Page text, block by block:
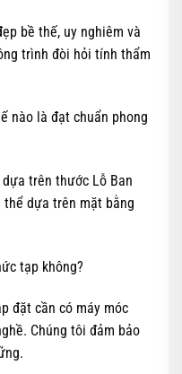
bề thế, uy nghiêm và
trình đòi hỏi tính thẩm
nào là đạt chuẩn phong
trên thước Lỗ Ban
thể dựa trên mặt bằng
tạp không?
đặt cần có máy móc
Chúng tôi đảm bảo